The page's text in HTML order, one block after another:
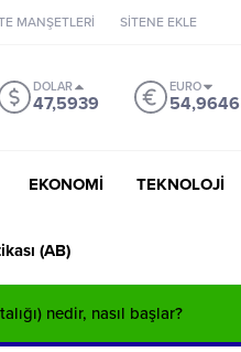
MANŞETLERİ SİTENE EKLE
DOLAR
47,5939
EURO
54,9646
EKONOMİ TEKNOLOJİ
(AB)
nedir, nasıl başlar?